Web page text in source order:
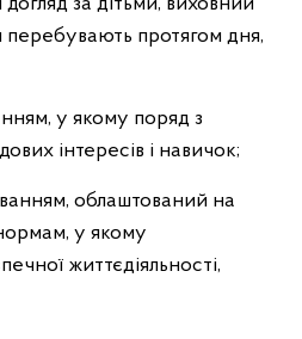
перебувають протягом дня,
у якому поряд з
інтересів і навичок;
облаштований на
нормам, у якому
життєдіяльності,